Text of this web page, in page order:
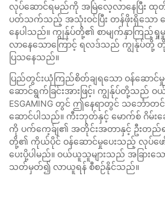
လုပ်ဆောင်ရမည်ကို အမြဲလေ့လာနေပြီး
ပတ်သက်သည့် အသုံးဝင်ပြီး တန်ဖိုးရှိသော ဆော
နေပါသည်။ ကျွန်ုပ်တို့၏ စာမျက်နှာကြည့်
လာနေသောကြောင့် ရလဒ်သည် ကျွန်ုပ်တို့ တိုး
ပြသနေသည်။
ပြည်တွင်းယုံကြည်စိတ်ချရသော ဝန်ဆောင်မှုပ
ဆောင်ရွက်ခြင်းအားဖြင့်၊ ကျွန်ုပ်တို့သည် ဝ
ESGAMING တွင် ဤနေရာတွင် သင်္ဘောတင်
ဆောင်ပါသည်။ ကီးဘုတ်နှင့် မောက်စ် ဂိမ်းဆော့
ကို ပက်ကေ့ခ်ျ၏ အတိုင်းအတာနှင့် ဦးတည်ရ
တို့၏ ကိုယ်ပိုင် ဝန်ဆောင်မှုပေးသည့် လုပ်ဖေ
ပေးပို့ပါမည်။ ဝယ်ယူသူများသည် အခြားသ
သတ်မှတ်၍ လာယူရန် စီစဉ်နိုင်သည်။